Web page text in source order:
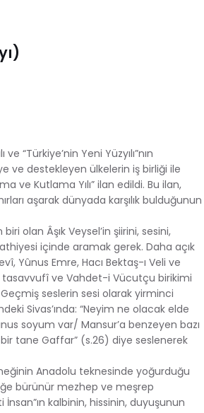
“Türkiye’nin Yeni Yüzyılı”nın
ve destekleyen ülkelerin iş birliği ile
ve Kutlama Yılı” ilan edildi. Bu ilan,
aşarak dünyada karşılık bulduğunun
olan Âşık Veysel’in şiirini, sesini,
içinde aramak gerek. Daha açık
Yûnus Emre, Hacı Bektaş-ı Veli ve
ve Vahdet-i Vücutçu birikimi
seslerin sesi olarak yirminci
Sivas’ında: “Neyim ne olacak elde
soyum var/ Mansur’a benzeyen bazı
tane Gaffar” (s.26) diye seslenerek
Anadolu teknesinde yoğurduğu
bürünür mezhep ve meşrep
İnsan”ın kalbinin, hissinin, duyuşunun